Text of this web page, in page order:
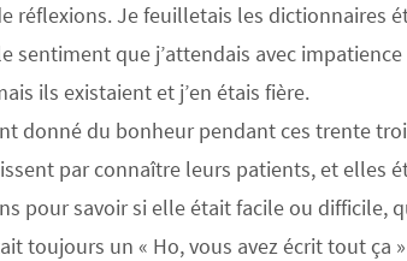
réflexions. Je feuilletais les dictionnaires
sentiment que j’attendais avec
ils existaient et j’en étais fière.
donné du bonheur pendant ces trente
par connaître leurs patients, et elles
pour savoir si elle était facile ou difficile,
toujours un « Ho, vous avez écrit tout ça